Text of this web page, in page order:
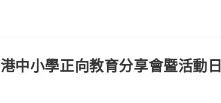
中小學正向教育分享會暨活動日